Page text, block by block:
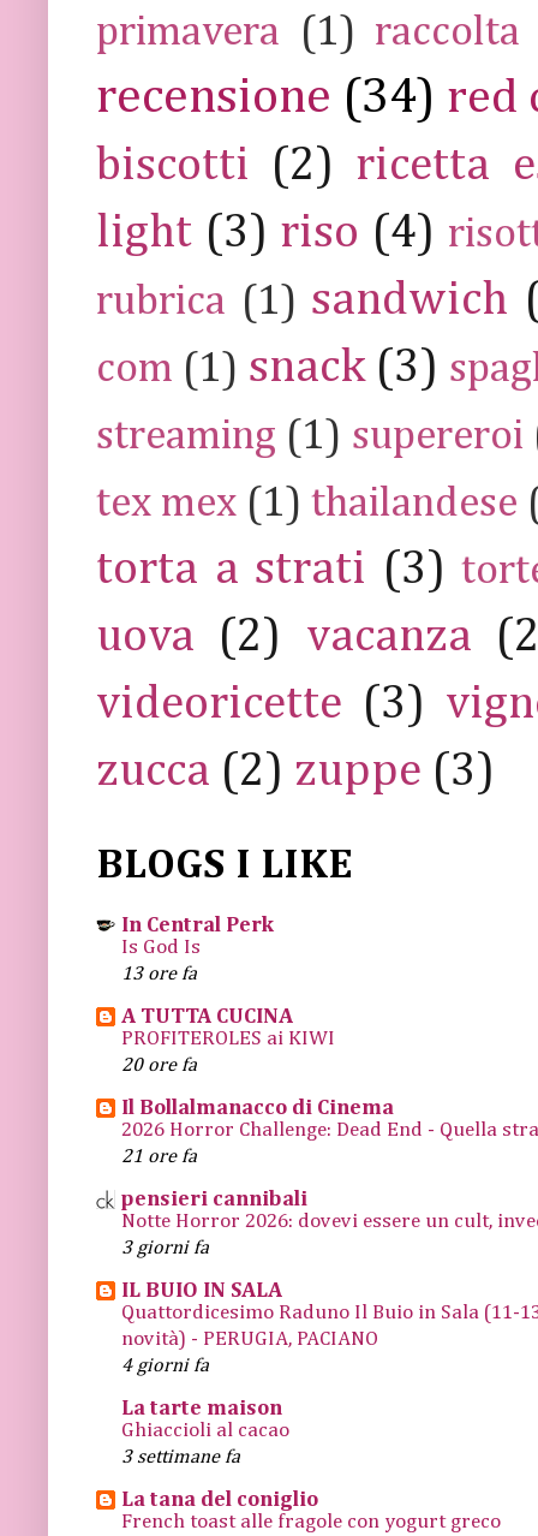
primavera (1) raccolta
recensione (34) red
biscotti (2) ricetta
light (3) riso (4)
rubrica (1) sandwich
com (1) snack (3)
streaming (1) supereroi
tex mex (1) thailandese
torta a strati (3)
uova (2) vacanza
videoricette (3)
zucca (2) zuppe (3)
BLOGS I LIKE
In Central Perk
Is God Is
13 ore fa
A TUTTA CUCINA
PROFITEROLES ai KIWI
20 ore fa
Il Bollalmanacco di Cinema
2026 Horror Challenge: Dead End - Quella
21 ore fa
pensieri cannibali
Notte Horror 2026: dovevi essere un cult,
3 giorni fa
IL BUIO IN SALA
Quattordicesimo Raduno Il Buio in Sala (11-
novità) - PERUGIA, PACIANO
4 giorni fa
La tarte maison
Ghiaccioli al cacao
3 settimane fa
La tana del coniglio
French toast alle fragole con yogurt greco